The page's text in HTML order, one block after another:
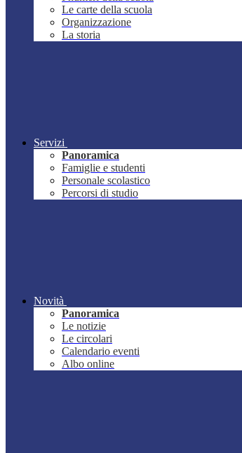
Le carte della scuola
Organizzazione
La storia
Servizi
Panoramica
Famiglie e studenti
Personale scolastico
Percorsi di studio
Novità
Panoramica
Le notizie
Le circolari
Calendario eventi
Albo online